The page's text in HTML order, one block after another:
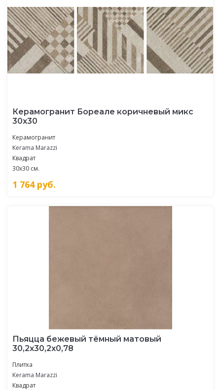
Керамогранит Бореале коричневый микс
30x30
Керамогранит
Kerama Marazzi
Квадрат
30x30 см.
1 764руб.
Пьяцца бежевый тёмный матовый
30,2x30,2x0,78
Плитка
Kerama Marazzi
Квадрат